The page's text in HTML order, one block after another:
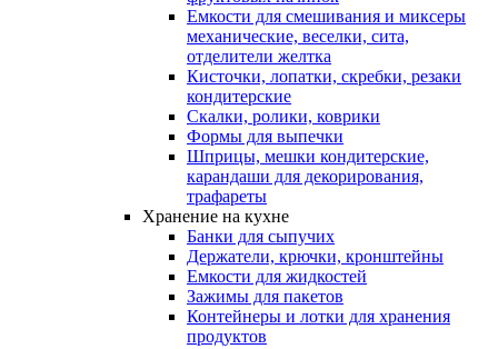
Емкости для смешивания и миксеры
механические, веселки, сита,
отделители желтка
Кисточки, лопатки, скребки, резаки
кондитерские
Скалки, ролики, коврики
Формы для выпечки
Шприцы, мешки кондитерские,
карандаши для декорирования,
трафареты
Хранение на кухне
Банки для сыпучих
Держатели, крючки, кронштейны
Емкости для жидкостей
Зажимы для пакетов
Контейнеры и лотки для хранения
продуктов